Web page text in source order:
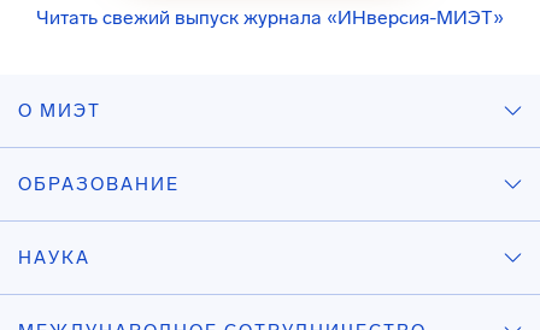
Читать свежий выпуск журнала «ИНверсия-МИЭТ»
О МИЭТ
ОБРАЗОВАНИЕ
НАУКА